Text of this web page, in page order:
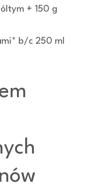
+ 150 g
b/c 250 ml